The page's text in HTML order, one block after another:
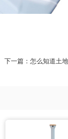
下一篇：怎么知道土